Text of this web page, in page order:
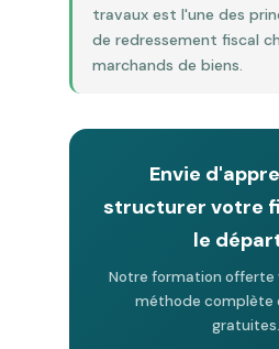
travaux est l'une des
de redressement fiscal
marchands de biens.
Envie
structurer votre
le
Notre formation offerte
méthode complète
gratuites.